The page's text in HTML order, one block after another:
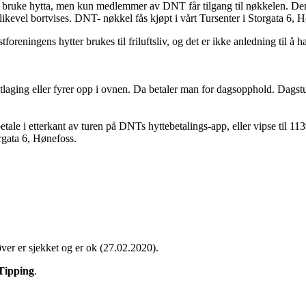
hytta, men kun medlemmer av DNT får tilgang til nøkkelen.
bortvises. DNT- nøkkel fås kjøpt i vårt Tursenter i Storgata 6,
hytter brukes til friluftsliv, og det er ikke anledning til å
eller fyrer opp i ovnen. Da betaler man for dagsopphold.
i etterkant av turen på DNTs hyttebetalings-app, eller vipse til
6, Hønefoss.
er sjekket og er ok (27.02.2020).
.